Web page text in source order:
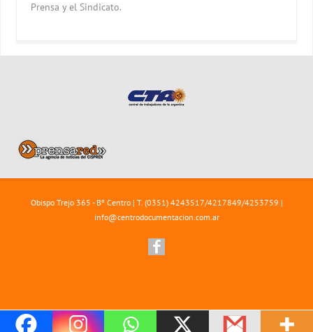
Prensa y el Sindicato.
Obispo Trejo 365 - Bº Centro | T. (0351) 4243517/4217849/4253759 |
info@centrodocumentacion.com.ar